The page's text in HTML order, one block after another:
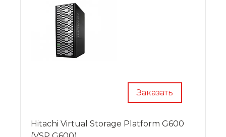
Заказать
Hitachi Virtual Storage Platform G600